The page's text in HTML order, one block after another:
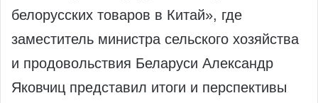
белорусских товаров в Китай», где
заместитель министра сельского хозяйства
и продовольствия Беларуси Александр
Яковчиц представил итоги и перспективы